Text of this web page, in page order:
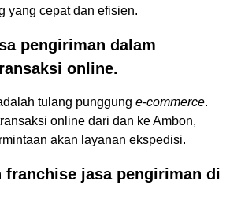
yang cepat dan efisien.
pengiriman dalam
online.
tulang punggung e-commerce.
online dari dan ke Ambon,
akan layanan ekspedisi.
franchise jasa pengiriman di